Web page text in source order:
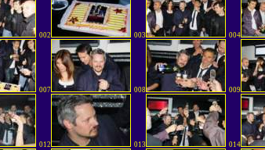
002 003 004
007 008 009
012 013 014